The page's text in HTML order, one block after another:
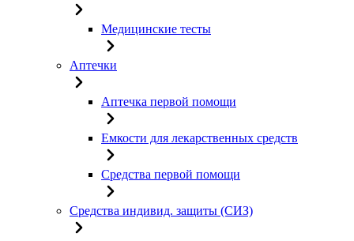
Медицинские тесты
Аптечки
Аптечка первой помощи
Емкости для лекарственных средств
Средства первой помощи
Средства индивид. защиты (СИЗ)